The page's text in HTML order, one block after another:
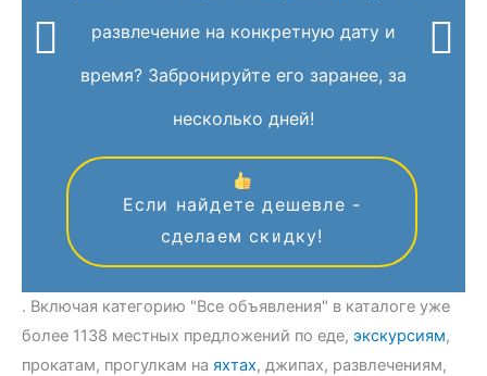
развлечение на конкретную дату и
время? Забронируйте его заранее, за
несколько дней!
Если найдете дешевле -
сделаем скидку!
. Включая категорию "Все объявления" в каталоге уже
более 1138 местных предложений по еде, экскурсиям,
прокатам, прогулкам на яхтах, джипах, развлечениям,